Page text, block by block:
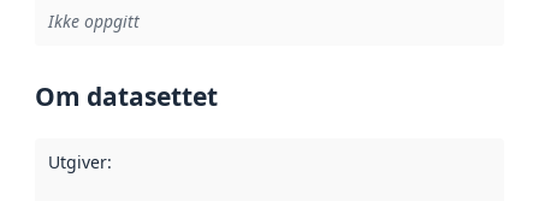
Ikke oppgitt
Om datasettet
Utgiver: